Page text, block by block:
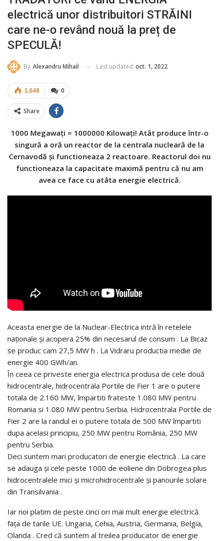
electrică unor distribuitori STRĂINI
care ne-o revând nouă la preț de
SPECULĂ!
By Alexandru Mihail Last updated oct. 1, 2022
0
1.648
Share
1000 Megawaţi = 1000000 Kilowaţi! Atât produce într-o
singură a oră un reactor de la centrala nucleară de la
Cernavodă și functioneaza 2 reactoare. Reactorul doi nu
functioneaza la capacitate maximă pentru că nu am
avea ce face cu atâta energie electrică.
Aceasta energie de la Nuclear-Electrica intră în retelele
naționale și acopera 25% din necesarul de consum . La Bicaz
se produc cam 27,5 MW h . La Vidraru productia medie de
energie 400 GWh/an.
În ceea ce priveste energia electrica produsa de cele două
hidrocentrale, hidrocentrala Portile de Fier 1 are o putere
totala de 2.160 MW, împartiti frateste 1.080 MW pentru
Romania si 1.080 MW pentru Serbia. Hidrocentrala Portile de
Fier 2 are la randul ei o putere totala de 500 MW împartiti
dupa acelasi principiu, 250 MW pentru România, 250 MW
pentru Serbia.
Deci suntem mari producatori de energie electrică . La care
se adauga și cele peste 1000 de eoliene din Dobrogea plus
hidrocentralele mici și microhidrocentrale și panourile solare
din Transilvania .
Iar noi platim de peste cinci ori mai mult energie electrică
fața de tarile UE. Ungaria, Cehia, Austria, Germania, Belgia,
Olanda . Cred că suntem al treilea producator de energie